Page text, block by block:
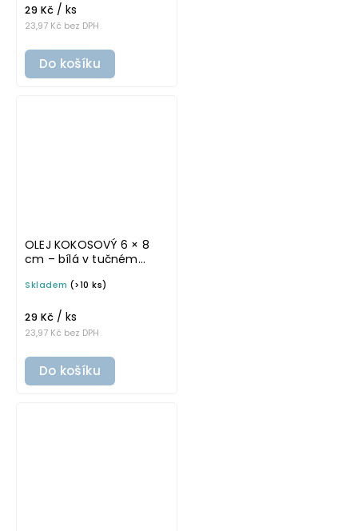
23,97 Kč bez DPH
29 Kč / ks
Do košíku
OLEJ KOKOSOVÝ 6 × 8
cm – bílá v tučném
samolepka na
Skladem (>10 ks)
23,97 Kč bez DPH
29 Kč / ks
Do košíku